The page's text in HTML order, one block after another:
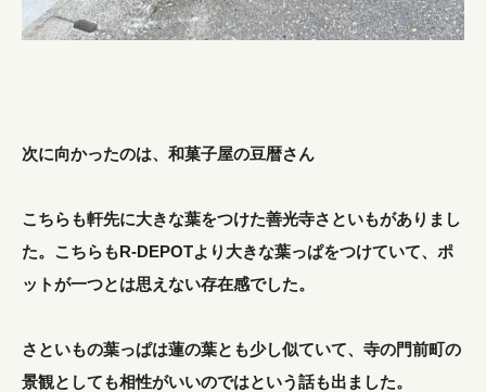
次に向かったのは、和菓子屋の豆暦さん
こちらも軒先に大きな葉をつけた善光寺さといもがありまし
た。こちらもR-DEPOTより大きな葉っぱをつけていて、ポ
ットが一つとは思えない存在感でした。
さといもの葉っぱは蓮の葉とも少し似ていて、寺の門前町の
景観としても相性がいいのではという話も出ました。